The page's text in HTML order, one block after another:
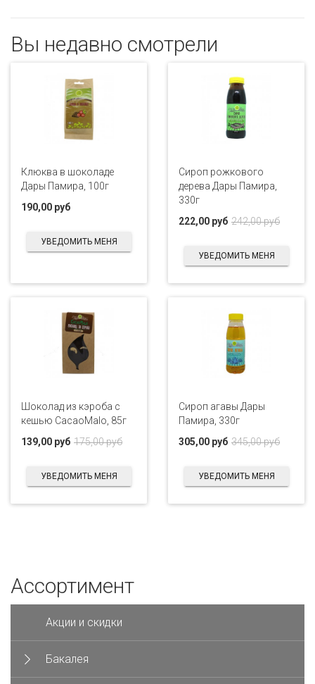
Вы недавно смотрели
Клюква в шоколаде
Дары Памира, 100г
190,00 руб
УВЕДОМИТЬ МЕНЯ
Сироп рожкового
дерева Дары Памира,
330г
242,00 руб
222,00 руб
УВЕДОМИТЬ МЕНЯ
Шоколад из кэроба с
кешью CacaoMalo, 85г
175,00 руб
139,00 руб
УВЕДОМИТЬ МЕНЯ
Сироп агавы Дары
Памира, 330г
345,00 руб
305,00 руб
УВЕДОМИТЬ МЕНЯ
Ассортимент
Акции и скидки
Бакалея